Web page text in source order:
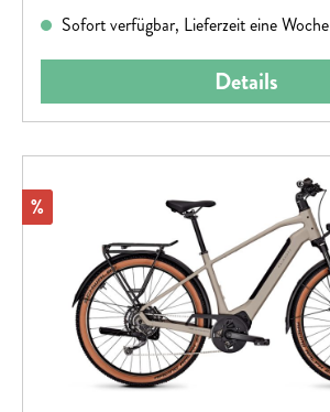
Sofort verfügbar, Lieferzeit eine Woche
Details
Rabatt
%